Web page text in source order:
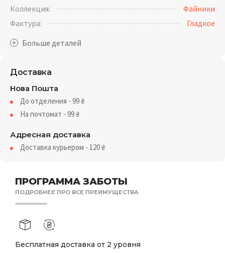
ПРОГРАММА ЗАБОТЫ
ПОДРОБНЕЕ ПРО ВСЕ ПРЕИМУЩЕСТВА
Бесплатная доставка от 2 уровня
Коллекция:
Файники
Фактура:
Гладкое
Доставка
Нова Пошта
До отделения - 99₴
На почтомат - 99₴
Адресная доставка
Доставка курьером - 120₴